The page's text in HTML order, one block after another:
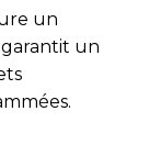
un
un